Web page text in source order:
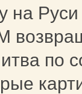
на
по